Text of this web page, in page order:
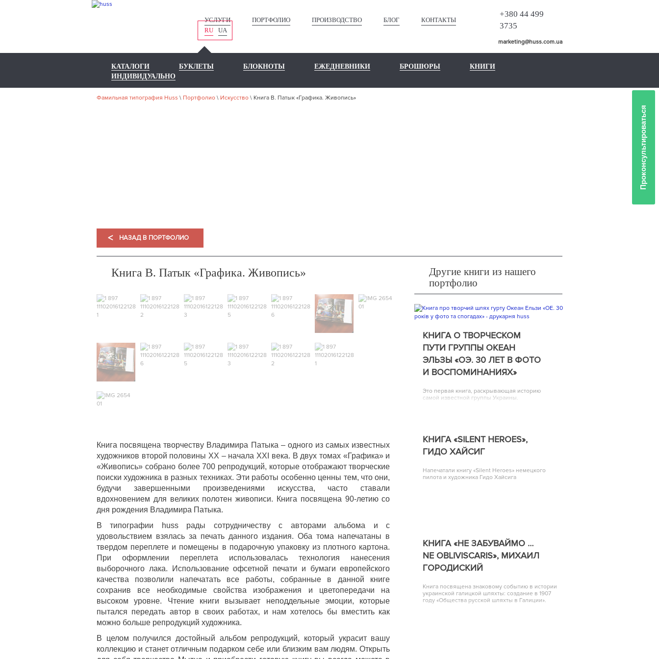
УСЛУГИ ПОРТФОЛИО ПРОИЗВОДСТВО БЛОГ
КОНТАКТЫ
RU
UA
+380 44 499
3735
marketing@huss.com.ua
КАТАЛОГИ БУКЛЕТЫ БЛОКНОТЫ ЕЖЕДНЕВНИКИ БРОШЮРЫ
КНИГИ
ИНДИВИДУАЛЬНО
Фамильная типография Huss \ Портфолио \ Искусство \ Книга В. Патык «Графика. Живопись»
< НАЗАД В ПОРТФОЛИО
Книга В. Патык «Графика. Живопись»
Книга посвящена творчеству Владимира Патыка – одного из самых известных
художников второй половины XX – начала XXI
века. В двух томах «Графика» и
«Живопись» собрано более 700 репродукций, которые отображают творческие
поиски художника в разных техниках. Эти работы особенно ценны тем, что они,
будучи завершенными произведениями искусства, часто ставали
вдохновением для великих полотен живописи. Книга посвящена 90-летию со
дня рождения Владимира Патыка.
В типографии
hussрады сотрудничеству с авторами альбома и с
удовольствием взялась за печать данного издания. Оба тома напечатаны в
твердом переплете и помещены в подарочную упаковку из плотного картона.
При оформлении переплета использовалась технология нанесения
выборочного лака. Использование офсетной печати и бумаги европейского
качества позволили напечатать все работы, собранные в данной книге
сохранив все необходимые свойства изображения и цветопередачи на
высоком уровне. Чтение книги вызывает неподдельные эмоции, которые
пытался передать автор в своих работах, и нам хотелось бы вместить как
можно больше репродукций художника.
В целом получился достойный альбом репродукций, который украсит вашу
коллекцию и станет отличным подарком себе или близким вам людям. Открыть
Другие книги из нашего
портфолио
КНИГА О ТВОРЧЕСКОМ
ПУТИ ГРУППЫ ОКЕАН
ЭЛЬЗЫ «ОЭ. 30 ЛЕТ В ФОТО
И ВОСПОМИНАНИЯХ»
Это первая книга, раскрывающая историю
самой известной группы Украины.
КНИГА «SILENT HEROES»,
ГИДО ХАЙСИГ
Напечатали книгу «Silent Heroes» немецкого
пилота и художника Гидо Хайсига
КНИГА «НЕ ЗАБУВАЙМО …
NE OBLIVISCARIS», МИХАИЛ
ГОРОДИСКИЙ
Книга посвящена знаковому событию в истории
украинской галицкой шляхты: создание в 1907
году «Общества русской шляхты в Галиции».
Проконсультироваться